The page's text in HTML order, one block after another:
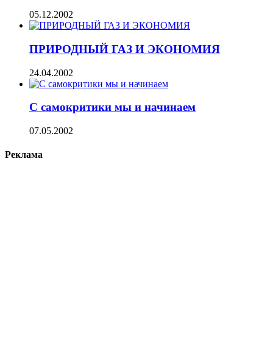
05.12.2002
ПРИРОДНЫЙ ГАЗ И ЭКОНОМИЯ
24.04.2002
С самокритики мы и начинаем
07.05.2002
Реклама